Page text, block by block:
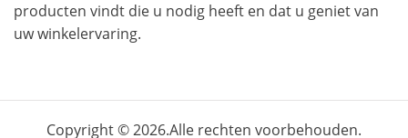
producten vindt die u nodig heeft en dat u geniet van
uw winkelervaring.
Copyright © 2026.Alle rechten voorbehouden.